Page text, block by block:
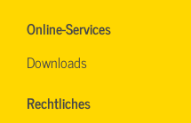
Online-Services
Downloads
Rechtliches